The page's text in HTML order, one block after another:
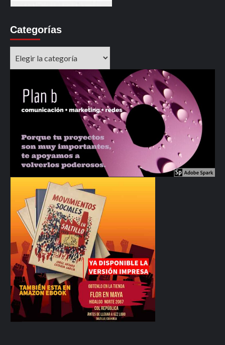
Categorías